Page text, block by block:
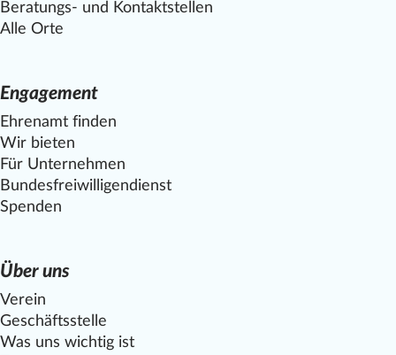
Beratungs- und Kontaktstellen
Alle Orte
Engagement
Ehrenamt finden
Wir bieten
Für Unternehmen
Bundesfreiwilligendienst
Spenden
Über uns
Verein
Geschäftsstelle
Was uns wichtig ist